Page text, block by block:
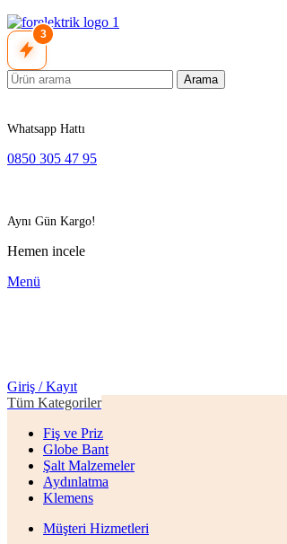
3
Arama
Whatsapp Hattı
0850 305 47 95
Aynı Gün Kargo!
Hemen incele
Menü
Giriş / Kayıt
Tüm Kategoriler
Fiş ve Priz
Globe Bant
Şalt Malzemeler
Aydınlatma
Klemens
Müşteri Hizmetleri